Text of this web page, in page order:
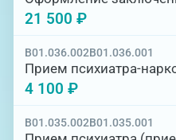
21 500 ₽
B01.036.002B01.036.001
Прием психиатра-
4 100 ₽
B01.035.002B01.035.001